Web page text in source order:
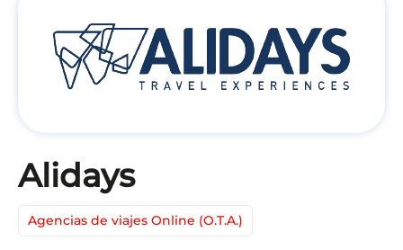
Alidays
Agencias de viajes Online (O.T.A.)